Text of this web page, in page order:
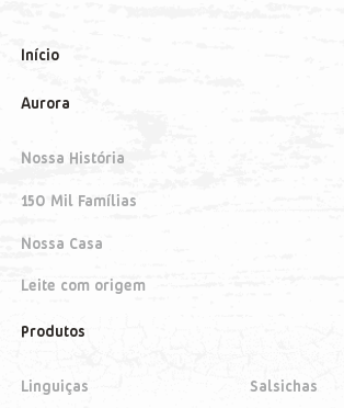
Início
Aurora
Nossa História
150 Mil Famílias
Nossa Casa
Leite com origem
Produtos
Linguiças Salsichas